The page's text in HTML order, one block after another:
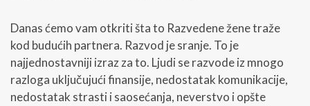
Danas ćemo vam otkriti šta to Razvedene žene traže
kod budućih partnera. Razvod je sranje. To je
najjednostavniji izraz za to. Ljudi se razvode iz mnogo
razloga uključujući finansije, nedostatak komunikacije,
nedostatak strasti i saosećanja, neverstvo i opšte